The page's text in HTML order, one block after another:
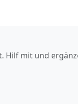
Hilf mit und